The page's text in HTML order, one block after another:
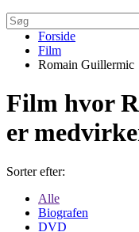
Forside
Film
Romain Guillermic
Film hvor
er
Sorter efter:
Alle
Biografen
DVD